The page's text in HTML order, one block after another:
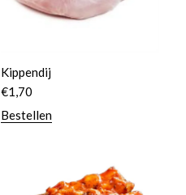
Kippendij
€1,70
Bestellen